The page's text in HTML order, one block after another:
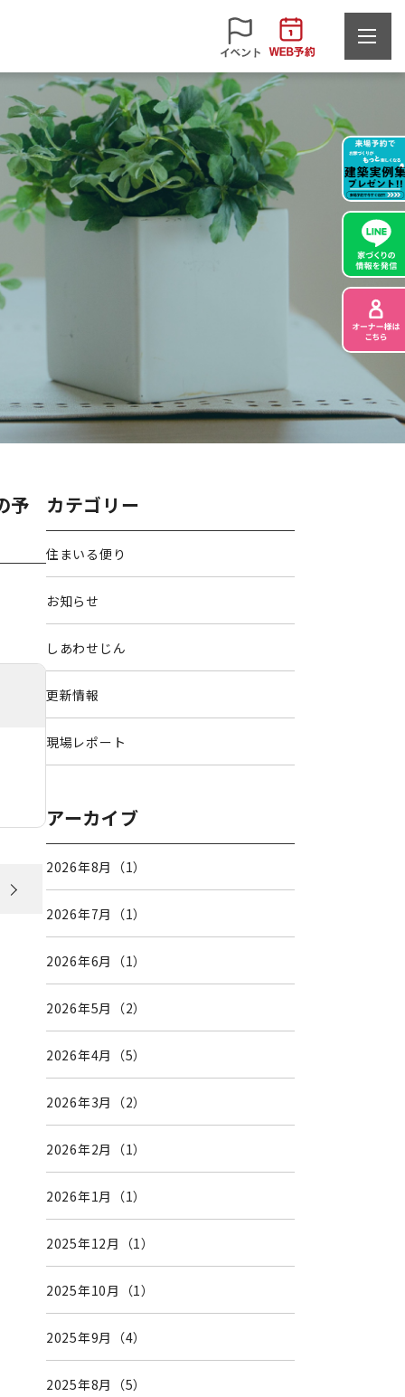
予
カテゴリー
住まいる便り
お知らせ
しあわせじん
更新情報
現場レポート
アーカイブ
2026年8月（1）
2026年7月（1）
2026年6月（1）
2026年5月（2）
2026年4月（5）
2026年3月（2）
2026年2月（1）
2026年1月（1）
2025年12月（1）
2025年10月（1）
2025年9月（4）
2025年8月（5）